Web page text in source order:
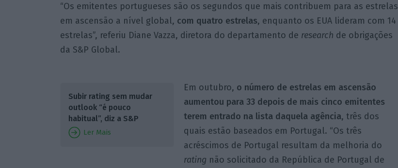
“Os emitentes portugueses são os segundos que mais contribuem para as estrelas
em ascensão a nível global, com quatro estrelas, enquanto os EUA lideram com 14
estrelas”, referiu Diane Vazza, diretora do departamento de research de obrigações
da S&P Global.
Subir rating sem mudar
outlook “é pouco
habitual”, diz a S&P
Ler Mais
Em outubro, o número de estrelas em ascensão
aumentou para 33 depois de mais cinco emitentes
terem entrado na lista daquela agência, três dos
quais estão baseados em Portugal. “Os três
acréscimos de Portugal resultam da melhoria do
rating não solicitado da República de Portugal de